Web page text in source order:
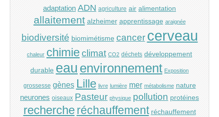
adaptation ADN agriculture air alimentation
allaitement alzheimer apprentissage araignée
biodiversité biomimétisme cancer cerveau
chaleur chimieclimat CO2 déchets développement
durable eau environnement Exposition
grossesse gènes Lille livre lumière mer métabolisme nature
neurones oiseaux Pasteur physique pollution protéines
recherche réchauffement réchauffement